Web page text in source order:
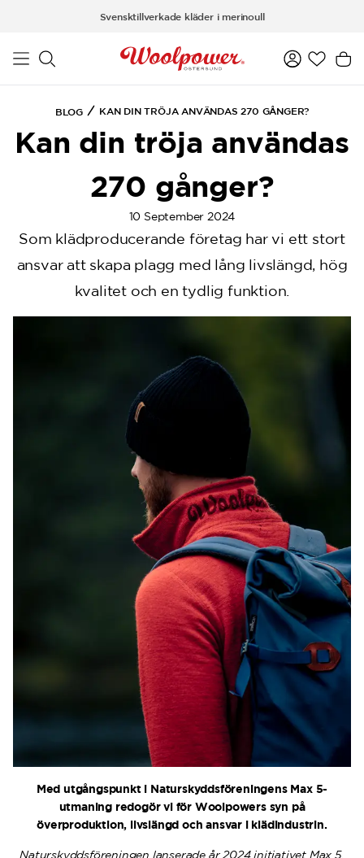
a11y-skip-to-main-contentSvensktillverkade kläder i merinoull
BLOG KAN DIN TRÖJA ANVÄNDAS 270 GÅNGER?
Kan din tröja användas
270 gånger?
10 September 2024
Som klädproducerande företag har vi ett stort
ansvar att skapa plagg med lång livslängd, hög
kvalitet och en tydlig funktion.
Med utgångspunkt i Naturskyddsföreningens Max 5-
utmaning redogör vi för Woolpowers syn på
överproduktion, livslängd och ansvar i klädindustrin.
Naturskyddsföreningen lanserade år 2024 initiativet Max 5,